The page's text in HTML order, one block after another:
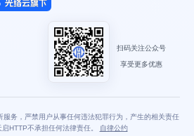
扫码关注公众号
享受更多优惠
服务，严禁用户从事任何违法犯罪行为，产生的相关责任
HTTP不承担任何法律责任。
自律公约